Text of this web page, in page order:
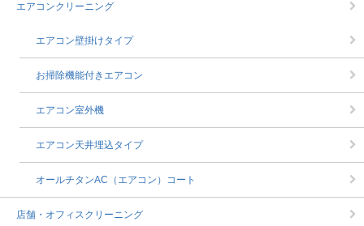
エアコンクリーニング
エアコン壁掛けタイプ
お掃除機能付きエアコン
エアコン室外機
エアコン天井埋込タイプ
オールチタンAC（エアコン）コート
店舗・オフィスクリーニング